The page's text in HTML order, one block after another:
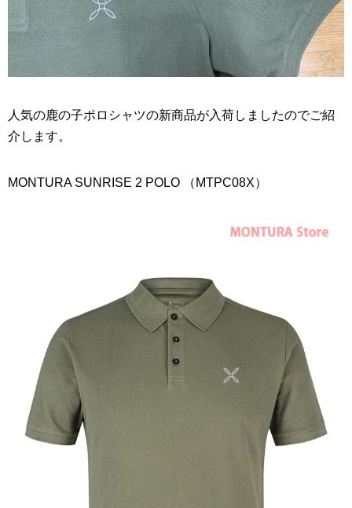
人気の鹿の子ポロシャツの新商品が入荷しましたのでご紹
介します。
MONTURA SUNRISE 2 POLO （MTPC08X）